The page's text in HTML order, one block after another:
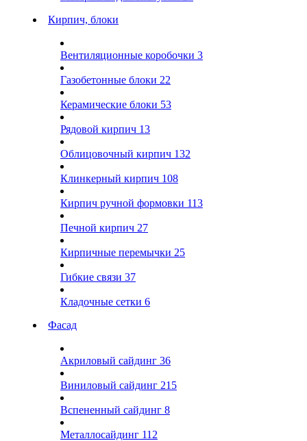
Кирпич, блоки
Вентиляционные коробочки 3
Газобетонные блоки 22
Керамические блоки 53
Рядовой кирпич 13
Облицовочный кирпич 132
Клинкерный кирпич 108
Кирпич ручной формовки 113
Печной кирпич 27
Кирпичные перемычки 25
Гибкие связи 37
Кладочные сетки 6
Фасад
Акриловый сайдинг 36
Виниловый сайдинг 215
Вспененный сайдинг 8
Металлосайдинг 112